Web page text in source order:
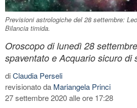
Previsioni astrologiche del 28 settembre:
Bilancia timida.
Oroscopo di lunedì 28
spaventato e Acquario sicuro di
diClaudia Perseli
revisionato da Mariangela Princi
27 settembre 2020 alle ore 17:28